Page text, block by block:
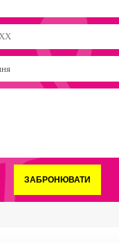
ЗАБРОНЮВАТИ